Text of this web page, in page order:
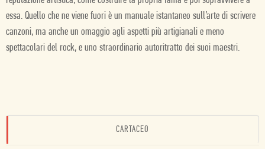
essa. Quello che ne viene fuori è un manuale istantaneo sull’arte di scrivere
canzoni, ma anche un omaggio agli aspetti più artigianali e meno
spettacolari del rock, e uno straordinario autoritratto dei suoi maestri.
CARTACEO